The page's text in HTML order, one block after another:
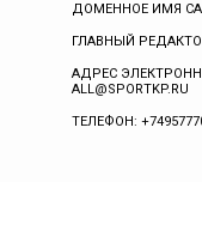
ДОМЕННОЕ ИМЯ
ГЛАВНЫЙ
АДРЕС
ALL@SPORTKP.RU
ТЕЛЕФОН: